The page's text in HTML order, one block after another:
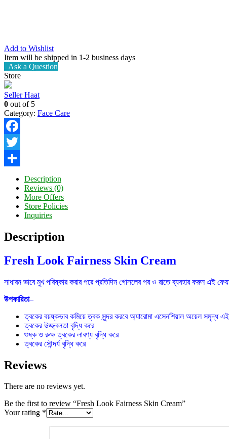
Add to Wishlist
Item will be shipped in 1-2 business days
Ask a Question
Store
Seller Haat
0 out of 5
Category: Face Care
Facebook
Twitter
Description
Reviews (0)
More Offers
Store Policies
Inquiries
Description
Fresh Look Fairness Skin Cream
সাধারন ভাবে মুখ পরিষ্কার করার পরে প্রতিদিন গোসলের পর ও রাতে ব্যবহার করুন এই
উপকারিতা–
ত্বকের বয়ষ্কভাব কমিয়ে ত্বক সুন্দর করবে অ্যারোমা এসেনশিয়াল অয়েল সমৃদ্ধ
ত্বকের উজ্জ্বলতা বৃদ্ধি করে
শুষ্ক ও রুক্ষ ত্বকের লাবণ্য বৃদ্ধি করে
ত্বকের সৌন্দর্য বৃদ্ধি করে
Reviews
There are no reviews yet.
Be the first to review “Fresh Look Fairness Skin Cream”
Your rating *